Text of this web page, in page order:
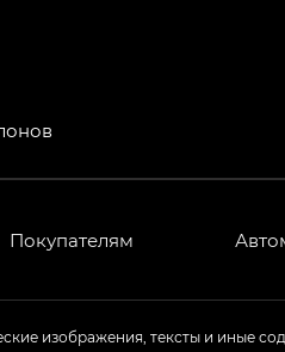
Покупателям
изображения, тексты и иные